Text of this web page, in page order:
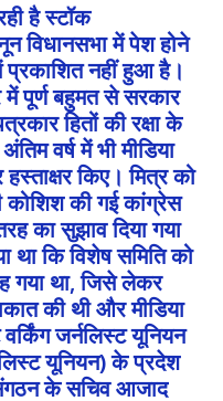
है स्टॉक
विधानसभा में पेश होने
नहीं हुआ है।
पूर्ण बहुमत से सरकार
हितों की रक्षा के
वर्ष में भी मीडिया
किए। मित्र को
की गई कांग्रेस
का सुझाव दिया गया
था कि विशेष समिति को
गया था, जिसे लेकर
की थी और मीडिया
जर्नलिस्ट यूनियन
यूनियन) के प्रदेश
के सचिव आजाद